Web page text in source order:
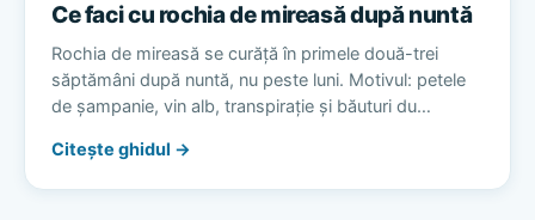
Ce faci cu rochia de mireasă după nuntă
Rochia de mireasă se curăță în primele două-trei
săptămâni după nuntă, nu peste luni. Motivul: petele
de șampanie, vin alb, transpirație și băuturi du…
Citește ghidul →